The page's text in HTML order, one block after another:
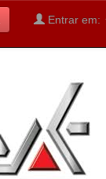
Entrar em: